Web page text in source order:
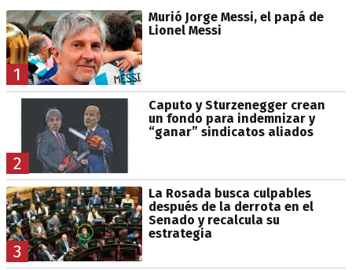
1
Murió Jorge Messi, el papá de
Lionel Messi
2
Caputo y Sturzenegger crean
un fondo para indemnizar y
“ganar” sindicatos aliados
3
La Rosada busca culpables
después de la derrota en el
Senado y recalcula su
estrategia